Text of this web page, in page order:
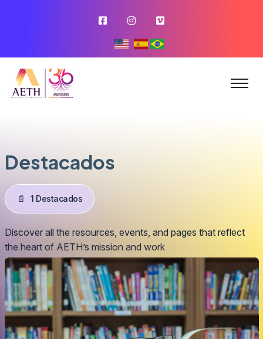
Destacados
📄 1 Destacados
Discover all the resources, events, and pages that reflect
the heart of AETH’s mission and work